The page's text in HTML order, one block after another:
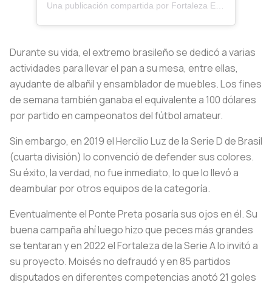
Durante su vida, el extremo brasileño se dedicó a varias
actividades para llevar el pan a su mesa, entre ellas,
ayudante de albañil y ensamblador de muebles. Los fines
de semana también ganaba el equivalente a 100 dólares
por partido en campeonatos del fútbol amateur.
Sin embargo, en 2019 el Hercilio Luz de la Serie D de Brasil
(cuarta división) lo convenció de defender sus colores.
Su éxito, la verdad, no fue inmediato, lo que lo llevó a
deambular por otros equipos de la categoría.
Eventualmente el Ponte Preta posaría sus ojos en él. Su
buena campaña ahí luego hizo que peces más grandes
se tentaran y en 2022 el Fortaleza de la Serie A lo invitó a
su proyecto. Moisés no defraudó y en 85 partidos
disputados en diferentes competencias anotó 21 goles